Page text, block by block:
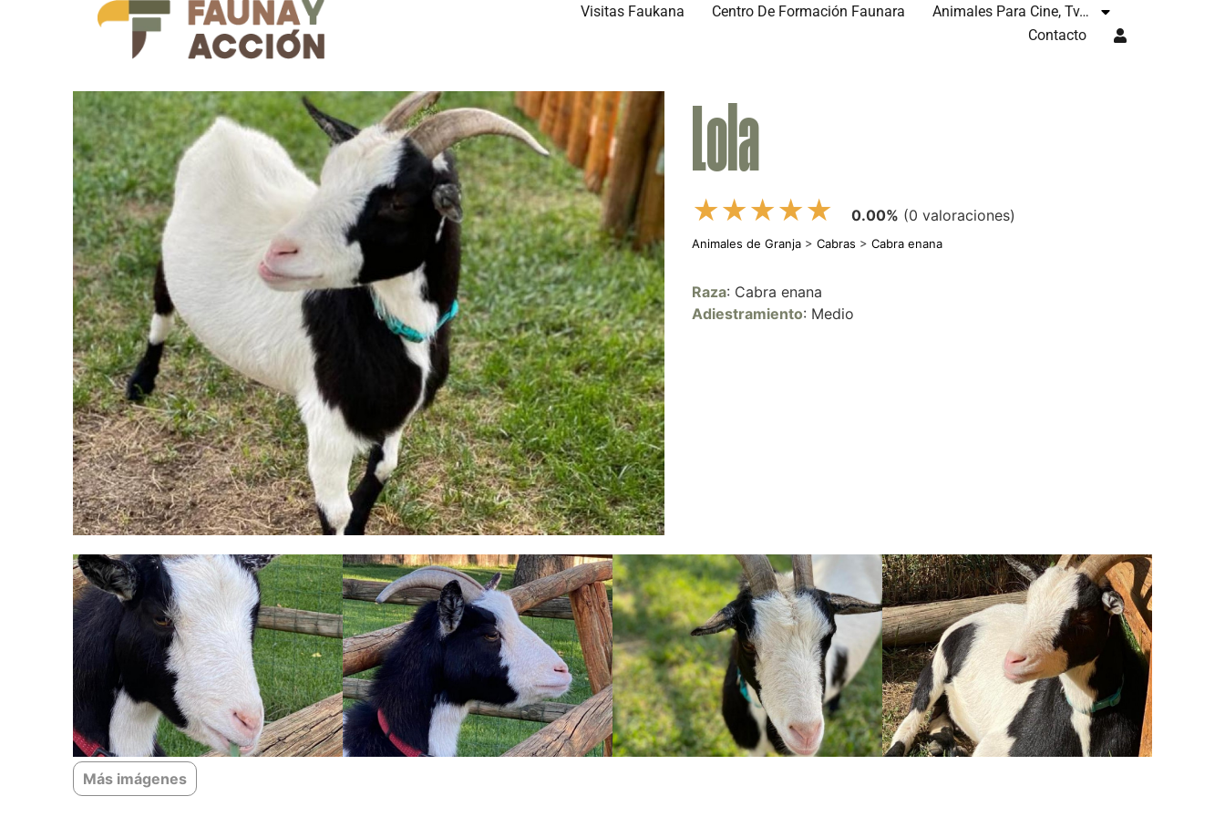
Visitas Faukana Centro De Formación Faunara
Animales Para Cine, Tv…
Contacto
Lola
★★★★★ 0.00% (0 valoraciones)
Animales de Granja >Cabras >Cabra enana
Raza: Cabra enana
Adiestramiento: Medio
Más imágenes